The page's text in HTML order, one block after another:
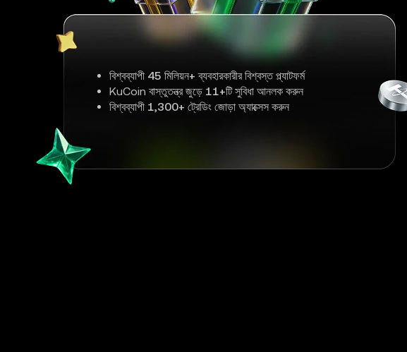
বিশ্বব্যাপী 45 মিলিয়ন+ ব্যবহারকারীর বিশ্বস্ত প্ল্যাটফর্ম
KuCoin বাস্তুতন্ত্র জুড়ে 11+টি সুবিধা আনলক করুন
বিশ্বব্যাপী 1,300+ ট্রেডিং জোড়া অ্যাক্সেস করুন